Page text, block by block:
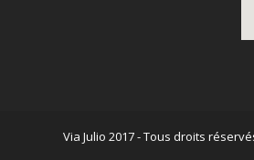
Via Julio 2017 - Tous droits